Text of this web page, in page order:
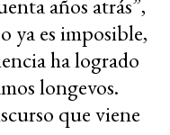
años atrás”,
ya es imposible,
ha logrado
longevos.
que viene